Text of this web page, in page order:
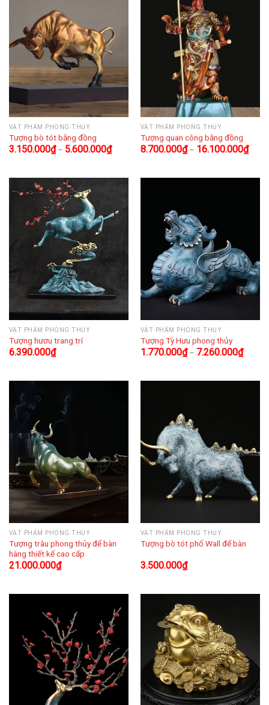
VẬT PHẨM PHONG THỦY
Tượng bò tót bằng đồng
3.150.000₫– 5.600.000₫
VẬT PHẨM PHONG THỦY
Tượng quan công bằng đồng
8.700.000₫– 16.100.000₫
VẬT PHẨM PHONG THỦY
Tượng hươu trang trí
6.390.000₫
VẬT PHẨM PHONG THỦY
Tượng Tỳ Hưu phong thủy
1.770.000₫– 7.260.000₫
VẬT PHẨM PHONG THỦY
Tượng trâu phong thủy để bàn
hàng thiết kế cao cấp
21.000.000₫
VẬT PHẨM PHONG THỦY
Tượng bò tót phố Wall để bàn
3.500.000₫